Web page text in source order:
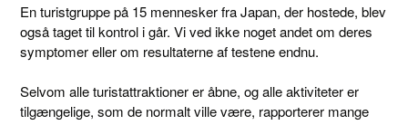
En turistgruppe på 15 mennesker fra Japan, der hostede, blev
også taget til kontrol i går. Vi ved ikke noget andet om deres
symptomer eller om resultaterne af testene endnu.
Selvom alle turistattraktioner er åbne, og alle aktiviteter er
tilgængelige, som de normalt ville være, rapporterer mange